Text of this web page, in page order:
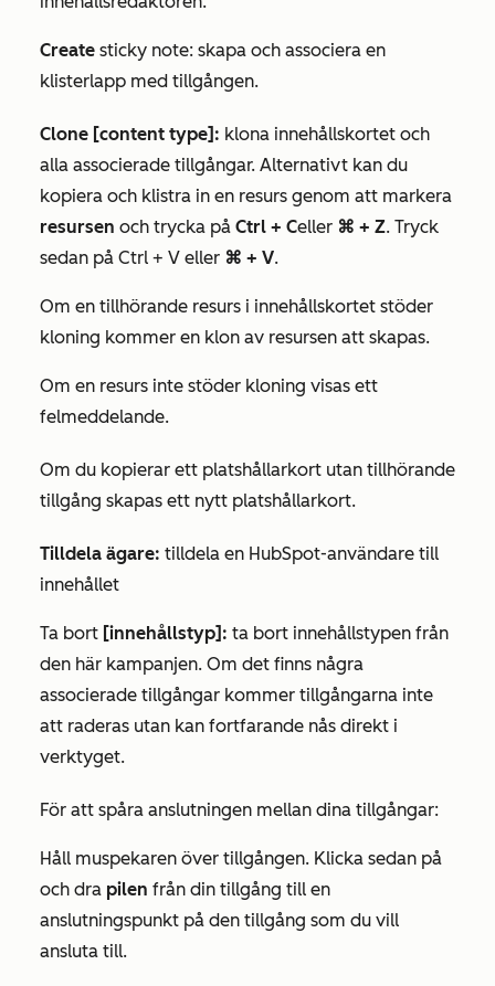
Create sticky note: skapa och associera en
klisterlapp med tillgången.
Clone [content type]: klona innehållskortet och
alla associerade tillgångar. Alternativt kan du
kopiera och klistra in en resurs genom att markera
resursen och trycka på Ctrl + Celler ⌘ + Z. Tryck
sedan på Ctrl + V eller ⌘ + V.
Om en tillhörande resurs i innehållskortet stöder
kloning kommer en klon av resursen att skapas.
Om en resurs inte stöder kloning visas ett
felmeddelande.
Om du kopierar ett platshållarkort utan tillhörande
tillgång skapas ett nytt platshållarkort.
Tilldela ägare: tilldela en HubSpot-användare till
innehållet
Ta bort [innehållstyp]: ta bort innehållstypen från
den här kampanjen. Om det finns några
associerade tillgångar kommer tillgångarna inte
att raderas utan kan fortfarande nås direkt i
verktyget.
För att spåra anslutningen mellan dina tillgångar:
Håll muspekaren över tillgången. Klicka sedan på
och dra pilen från din tillgång till en
anslutningspunkt på den tillgång som du vill
ansluta till.